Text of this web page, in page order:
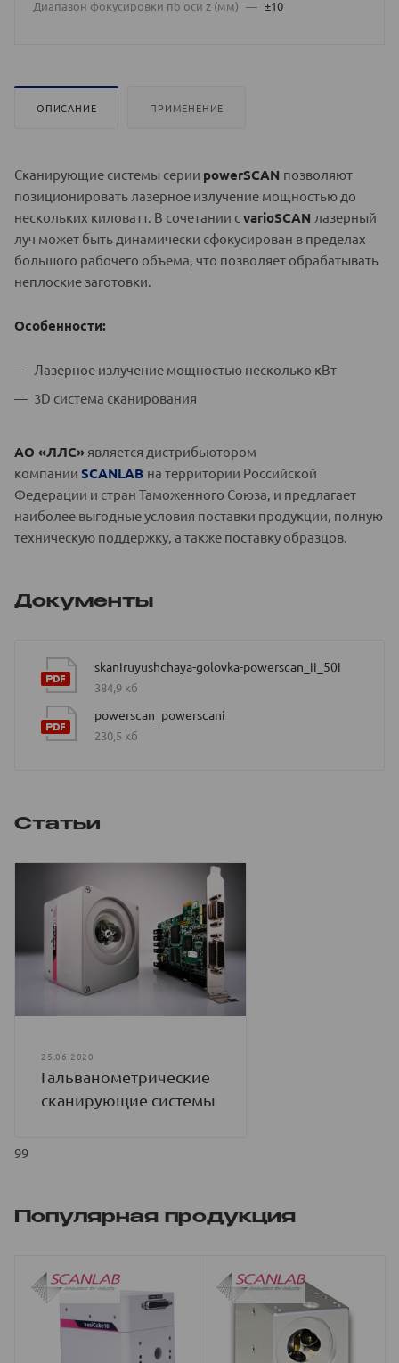
Диапазон фокусировки по оси z (мм) — ±10
ОПИСАНИЕ ПРИМЕНЕНИЕ
Сканирующие системы серии powerSCAN позволяют
позиционировать лазерное излучение мощностью до
нескольких киловатт. В сочетании сvarioSCAN лазерный
луч может быть динамически сфокусирован в пределах
большого рабочего объема, что позволяет обрабатывать
неплоские заготовки.
Особенности:
Лазерное излучение мощностью несколько кВт
3D система сканирования
АО «ЛЛС» является дистрибьютором
компании SCANLAB на территории Российской
Федерации и стран Таможенного Союза, и предлагает
наиболее выгодные условия поставки продукции, полную
техническую поддержку, а также поставку образцов.
Документы
skaniruyushchaya-golovka-powerscan_ii_50i
384,9 кб
powerscan_powerscani
230,5 кб
Статьи
25.06.2020
Гальванометрические
сканирующие системы
99
Популярная продукция